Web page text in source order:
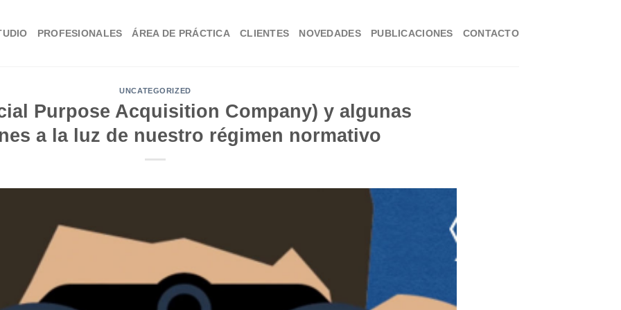
PROFESIONALES ÁREA DE PRÁCTICA CLIENTES NOVEDADES PUBLICACIONES CONTACTO
UNCATEGORIZED
Purpose Acquisition Company) y algunas
a la luz de nuestro régimen normativo